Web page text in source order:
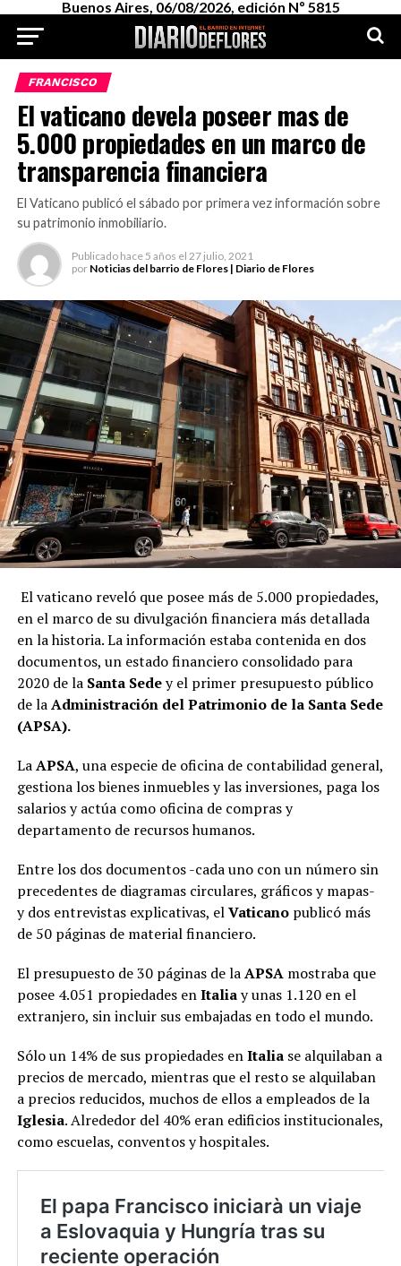
Buenos Aires, 06/08/2026, edición Nº 5815
FRANCISCO
El vaticano devela poseer mas de
5.000 propiedades en un marco de
transparencia financiera
El Vaticano publicó el sábado por primera vez información sobre
su patrimonio inmobiliario.
Publicado hace 5 años el 27 julio, 2021
por Noticias del barrio de Flores | Diario de Flores
El vaticano reveló que posee más de 5.000 propiedades,
en el marco de su divulgación financiera más detallada
en la historia. La información estaba contenida en dos
documentos, un estado financiero consolidado para
2020 de la Santa Sedey el primer presupuesto público
de laAdministración del Patrimonio de la Santa Sede
(APSA).
LaAPSA, una especie de oficina de contabilidad general,
gestiona los bienes inmuebles y las inversiones, paga los
salarios y actúa como oficina de compras y
departamento de recursos humanos.
Entre los dos documentos -cada uno con un número sin
precedentes de diagramas circulares, gráficos y mapas-
y dos entrevistas explicativas, elVaticanopublicó más
de 50 páginas de material financiero.
El presupuesto de 30 páginas de laAPSAmostraba que
posee 4.051 propiedades enItaliay unas 1.120 en el
extranjero, sin incluir sus embajadas en todo el mundo.
Sólo un 14% de sus propiedades enItaliase alquilaban a
precios de mercado, mientras que el resto se alquilaban
a precios reducidos, muchos de ellos a empleados de la
Iglesia. Alrededor del 40% eran edificios institucionales,
como escuelas, conventos y hospitales.